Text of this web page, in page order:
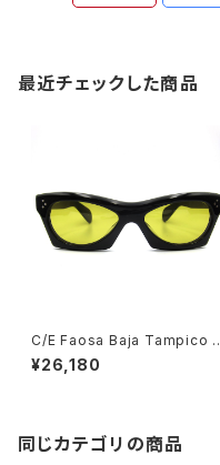
最近チェックした商品
C/E Faosa Baja Tampico s
unglasses, black
¥26,180
同じカテゴリの商品